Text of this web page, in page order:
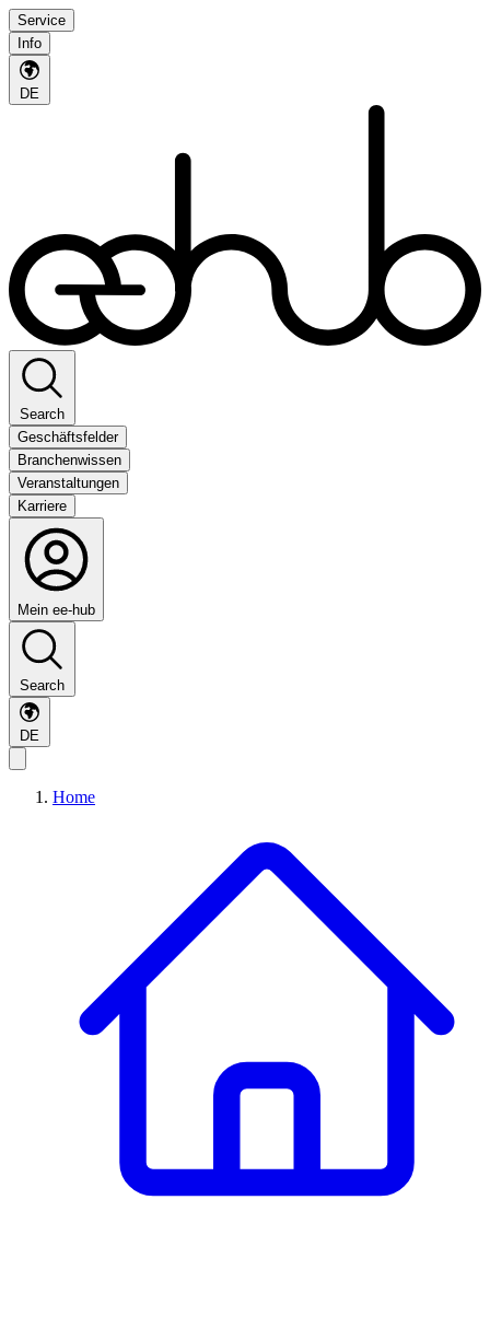
Service
Info
DE
Search
Geschäftsfelder
Branchenwissen
Veranstaltungen
Karriere
Mein ee-hub
Search
DE
Home